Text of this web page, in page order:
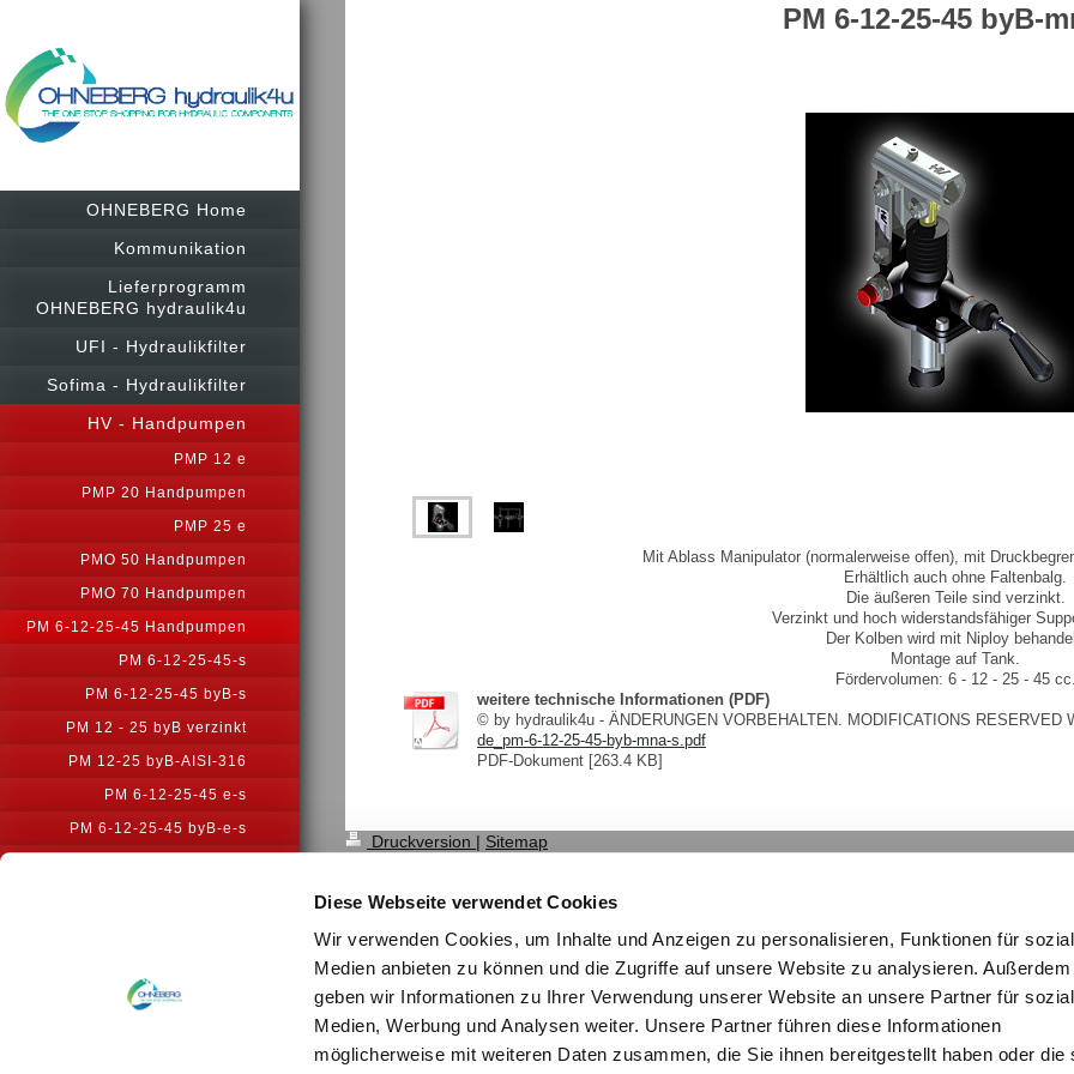
Diese Webseite verwendet Cookies
Wir verwenden Cookies, um Inhalte und Anzeigen zu personalisieren, Funktionen für
Medien anbieten zu können und die Zugriffe auf unsere Website zu analysieren. Außerdem
geben wir Informationen zu Ihrer Verwendung unserer Website an unsere Partner für
Medien, Werbung und Analysen weiter. Unsere Partner führen diese Informationen
möglicherweise mit weiteren Daten zusammen, die Sie ihnen bereitgestellt haben oder die
OHNEBERG Home
Kommunikation
Lieferprogramm
OHNEBERG hydraulik4u
UFI - Hydraulikfilter
Sofima - Hydraulikfilter
HV - Handpumpen
PMP 12 e
PMP 20 Handpumpen
PMP 25 e
PMO 50 Handpumpen
PMO 70 Handpumpen
PM 6-12-25-45 Handpumpen
PM 6-12-25-45-s
PM 6-12-25-45 byB-s
PM 12 - 25 byB verzinkt
PM 12-25 byB-AISI-316
PM 6-12-25-45 e-s
PM 6-12-25-45 byB-e-s
PM 6-12-25-45 L-s
PM 6-12-25-45 byB-
Mit Ablass Manipulator (normalerweise offen), mit
Erhältlich auch ohne Faltenbalg.
Die äußeren Teile sind verzinkt.
Verzinkt und hoch widerstandsfähiger
Der Kolben wird mit Niploy
Montage auf Tank.
Fördervolumen: 6 - 12 - 25 - 45
weitere technische Informationen (PDF)
© by hydraulik4u - ÄNDERUNGEN VORBEHALTEN. MODIFICATIONS RESERVED
de_pm-6-12-25-45-byb-mna-s.pdf
PDF-Dokument [263.4 KB]
Druckversion | Sitemap